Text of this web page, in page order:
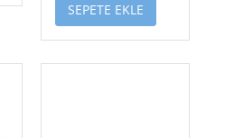
SEPETE EKLE